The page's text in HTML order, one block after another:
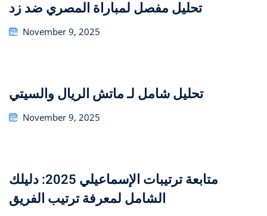
تحليل مفصل لمباراة المصري ضد زد
Posted
November 9, 2025
تحليل شامل لـ ماتش الريال والسيتي
Posted
November 9, 2025
متابعة ترتيبات الإسماعيلي 2025: دليلك
الشامل لمعرفة ترتيب الفريق